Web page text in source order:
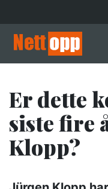
til
hovedinnhold
Er dette
siste fire
Klopp?